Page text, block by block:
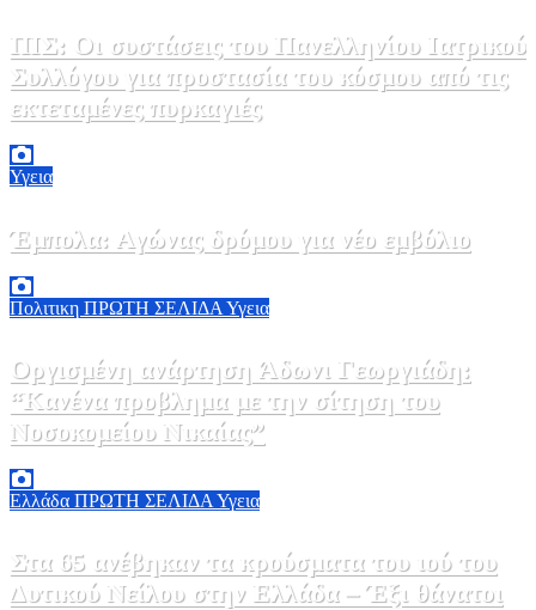
ΠΙΣ: Οι συστάσεις του Πανελληνίου Ιατρικού
Συλλόγου για προστασία του κόσμου από τις
εκτεταμένες πυρκαγιές
Υγεια
Έμπολα: Αγώνας δρόμου για νέο εμβόλιο
Πολιτικη ΠΡΩΤΗ ΣΕΛΙΔΑ Υγεια
Οργισμένη ανάρτηση Άδωνι Γεωργιάδη:
“Κανένα προβλημα με την σίτηση του
Νοσοκομείου Νικαίας”
Ελλάδα ΠΡΩΤΗ ΣΕΛΙΔΑ Υγεια
Στα 65 ανέβηκαν τα κρούσματα του ιού του
Δυτικού Νείλου στην Ελλάδα – Έξι θάνατοι